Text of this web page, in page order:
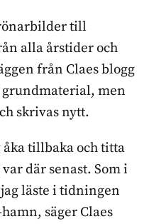
till
alla årstider och
från Claes blogg
grundmaterial, men
skrivas nytt.
åka tillbaka och titta
där senast. Som i
läste i tidningen
säger Claes